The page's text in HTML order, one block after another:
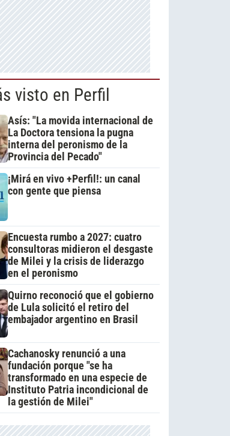
visto en Perfil
Asís: "La movida internacional de
La Doctora tensiona la pugna
interna del peronismo de la
Provincia del Pecado"
¡Mirá en vivo +Perfil!: un canal
con gente que piensa
Encuesta rumbo a 2027: cuatro
consultoras midieron el desgaste
de Milei y la crisis de liderazgo
en el peronismo
Quirno reconoció que el gobierno
de Lula solicitó el retiro del
embajador argentino en Brasil
Cachanosky renunció a una
fundación porque "se ha
transformado en una especie de
Instituto Patria incondicional de
la gestión de Milei"